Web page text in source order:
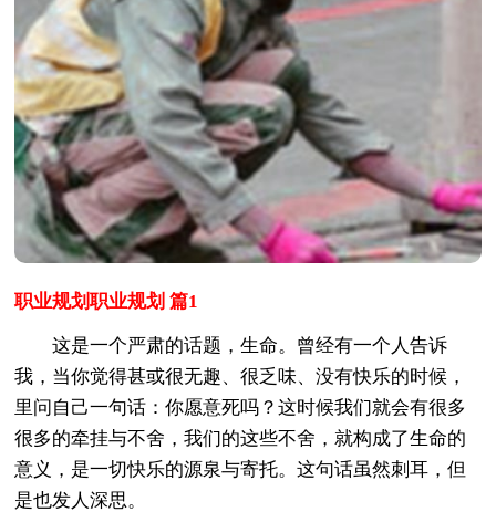
职业规划职业规划 篇1
这是一个严肃的话题，生命。曾经有一个人告诉
我，当你觉得甚或很无趣、很乏味、没有快乐的时候，
里问自己一句话：你愿意死吗？这时候我们就会有很多
很多的牵挂与不舍，我们的这些不舍，就构成了生命的
意义，是一切快乐的源泉与寄托。这句话虽然刺耳，但
是也发人深思。